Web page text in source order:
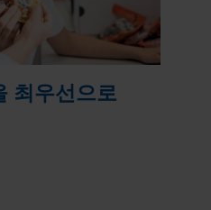
최우선으로